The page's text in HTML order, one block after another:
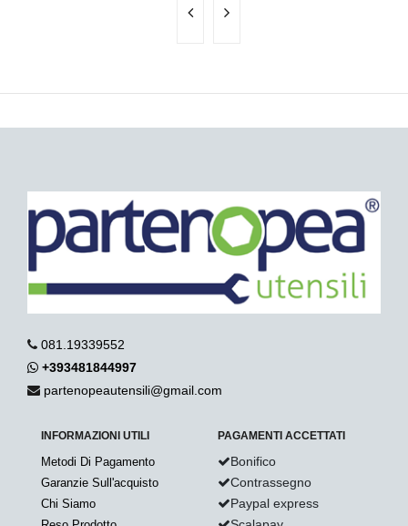
081.19339552
+393481844997
partenopeautensili@gmail.com
INFORMAZIONI UTILI
Metodi Di Pagamento
Garanzie Sull'acquisto
Chi Siamo
PAGAMENTI ACCETTATI
Bonifico
Contrassegno
Paypal express